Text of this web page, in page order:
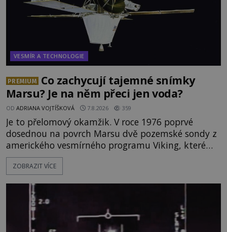
VESMÍR A TECHNOLOGIE
PREMIUM
Co zachycují tajemné snímky
Marsu? Je na něm přeci jen voda?
OD ADRIANA VOJTÍŠKOVÁ 7.8.2026 359
Je to přelomový okamžik. V roce 1976 poprvé
dosednou na povrch Marsu dvě pozemské sondy z
amerického vesmírného programu Viking, které
jsou schopny pořídit fotografie záhadami
opředené rudé planety. Viking 1 zde zaznamená
zvané Cydonie totiž zachytí podivný útvar
připomínající lidskou tvář. NASA (Národní úřad
ZOBRAZIT VÍCE